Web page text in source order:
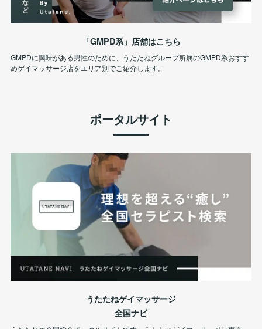
「GMPD系」店舗はこちら
GMPDに興味がある男性のために、うたたねグループ所属のGMPD系おすす
めゲイマッサージ店をエリア別でご紹介します。
ポータルサイト
うたたねゲイマッサージ
全国ナビ